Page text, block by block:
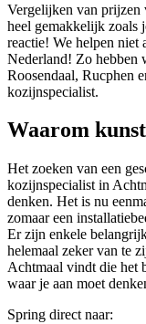
Vergelijken van prijzen
heel gemakkelijk zoals
reactie! We helpen niet
Nederland! Zo hebben
Roosendaal, Rucphen
kozijnspecialist.
Waarom
Het zoeken van een
kozijnspecialist in
denken. Het is nu
zomaar een
Er zijn enkele
helemaal zeker van te
Achtmaal vindt die het
waar je aan moet
Spring direct naar: